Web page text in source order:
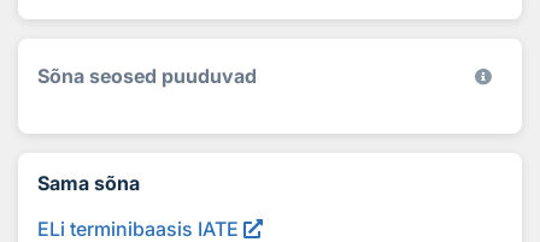
Sõna seosed puuduvad
Sama sõna
ELi terminibaasis IATE